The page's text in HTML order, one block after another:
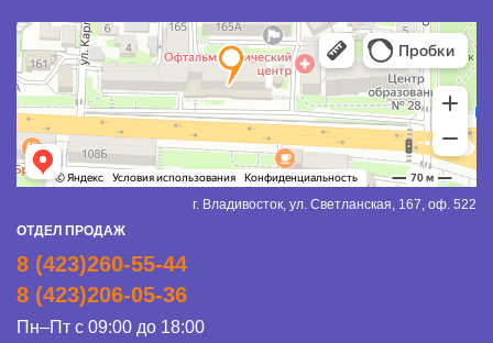
г. Владивосток, ул. Светланская, 167, оф. 522
ОТДЕЛ ПРОДАЖ
8 (423)260-55-44
8 (423)206-05-36
Пн–Пт с 09:00 до 18:00